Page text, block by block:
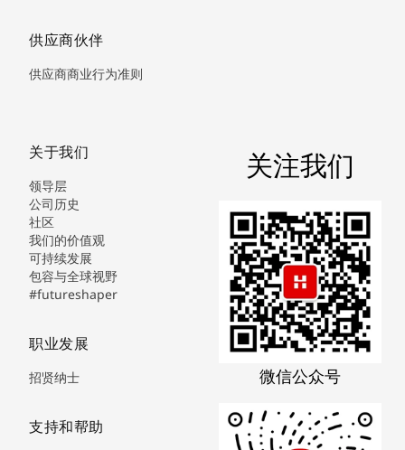
供应商伙伴
供应商商业行为准则
关于我们
领导层
公司历史
社区
我们的价值观
可持续发展
包容与全球视野
#futureshaper
职业发展
招贤纳士
支持和帮助
关注我们
微信公众号